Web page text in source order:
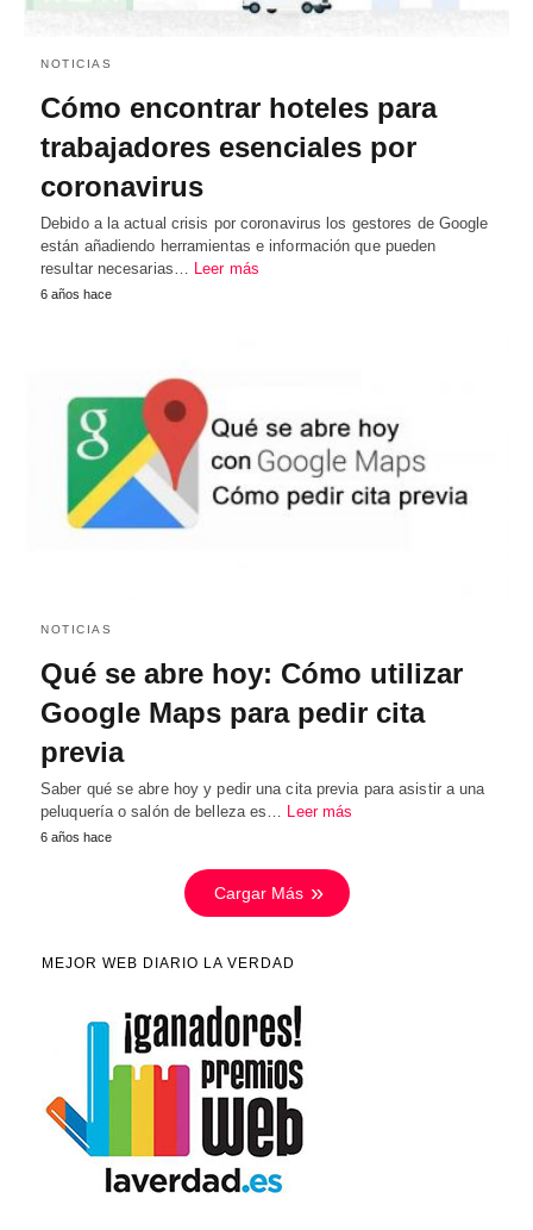
NOTICIAS
Cómo encontrar hoteles para
trabajadores esenciales por
coronavirus
Debido a la actual crisis por coronavirus los gestores de Google
están añadiendo herramientas e información que pueden
resultar necesarias…
Leer más
6 años hace
NOTICIAS
Qué se abre hoy: Cómo utilizar
Google Maps para pedir cita
previa
Saber qué se abre hoy y pedir una cita previa para asistir a una
peluquería o salón de belleza es… Leer más
6 años hace
Cargar Más
MEJOR WEB DIARIO LA VERDAD